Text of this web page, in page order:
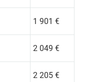
1 901 €
2 049 €
2 205 €